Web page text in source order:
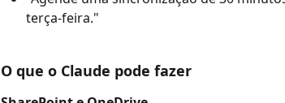
terça-feira."
O que o Claude pode fazer